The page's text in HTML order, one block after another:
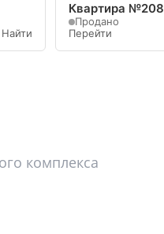
Найти
Квартира №208
Продано
Перейти
комплекса